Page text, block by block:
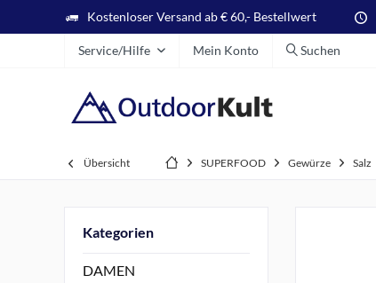
Kostenloser Versand ab € 60,- Bestellwert
Service/Hilfe Mein Konto Suchen
Übersicht SUPERFOOD Gewürze Salz
Kategorien
DAMEN